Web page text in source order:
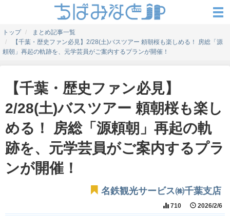
トップ
まとめ記事一覧
【千葉・歴史ファン必見】2/28(土)バスツアー 頼朝桜も楽しめる！ 房総「源
頼朝」再起の軌跡を、元学芸員がご案内するプランが開催！
【千葉・歴史ファン必見】
2/28(土)バスツアー 頼朝桜も楽し
める！ 房総「源頼朝」再起の軌
跡を、元学芸員がご案内するプラ
ンが開催！
名鉄観光サービス㈱千葉支店
710 2026/2/6